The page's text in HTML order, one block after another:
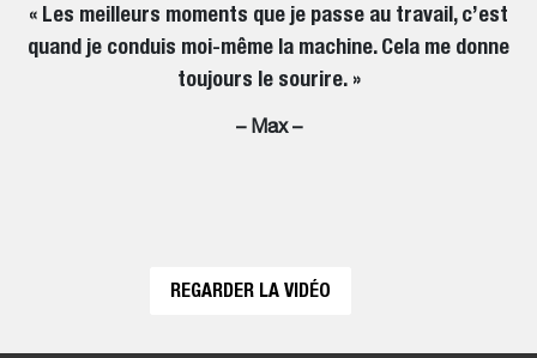
« Les meilleurs moments que je passe au travail, c’est
quand je conduis moi-même la machine. Cela me donne
toujours le sourire. »
– Max –
REGARDER LA VIDÉO